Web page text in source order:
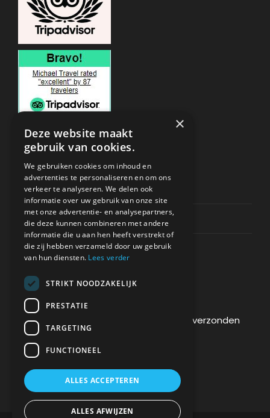
ONDERSTEUNING
Privacy & Policy
Contact Channels
BETAAL VEILIG BIJ ONS
De betaling wordt versleuteld en veilig verzonden
via een SSL-protocol.
×
Deze website maakt
gebruik van cookies.
We gebruiken cookies om inhoud en
advertenties te personaliseren en om ons
verkeer te analyseren. We delen ook
informatie over uw gebruik van onze site
met onze advertentie- en analysepartners,
die deze kunnen combineren met andere
informatie die u aan hen heeft verstrekt of
die zij hebben verzameld door uw gebruik
van hun diensten. Lees verder
STRIKT NOODZAKELIJK
PRESTATIE
TARGETING
FUNCTIONEEL
ALLES ACCEPTEREN
ALLES AFWIJZEN